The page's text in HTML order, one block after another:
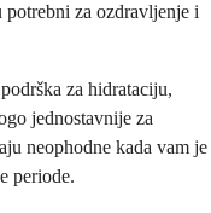
za ozdravljenje i
za hidrataciju,
jednostavnije za
neophodne kada vam je
periode.